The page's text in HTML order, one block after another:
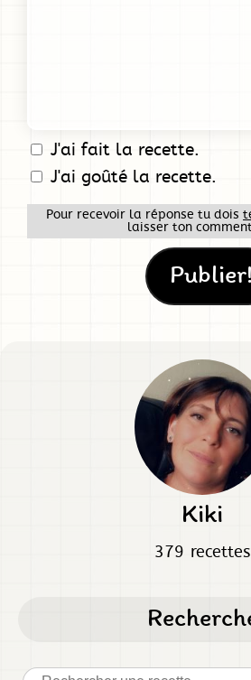
J'ai fait la recette.
J'ai goûté la recette.
Pour recevoir la réponse tu dois
laisser ton
Kiki
379 recettes